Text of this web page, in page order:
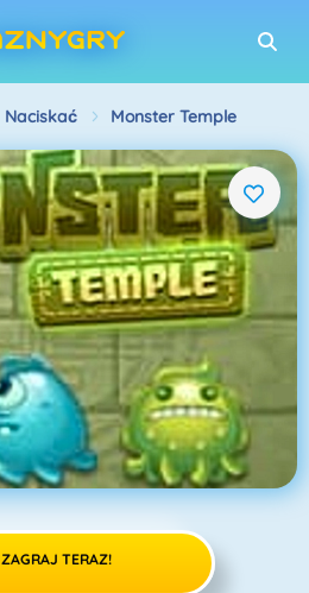
Naciskać Monster Temple
ZAGRAJ TERAZ!